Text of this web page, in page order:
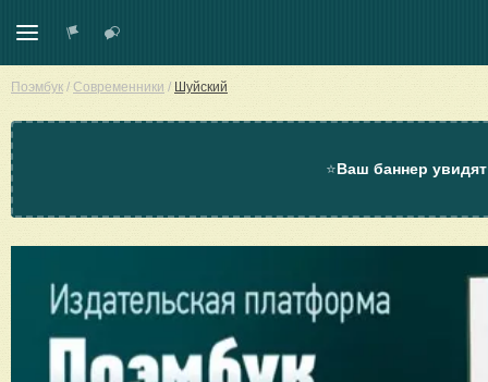
Поэмбук / Современники / Шуйский
⭐Ваш баннер